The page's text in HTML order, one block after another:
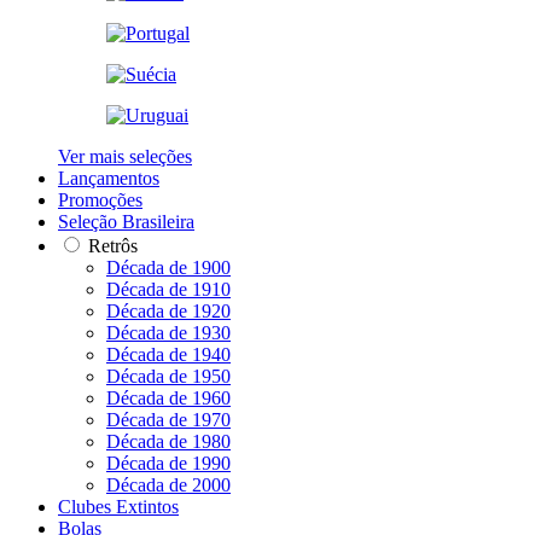
Ver mais seleções
Lançamentos
Promoções
Seleção Brasileira
Retrôs
Década de 1900
Década de 1910
Década de 1920
Década de 1930
Década de 1940
Década de 1950
Década de 1960
Década de 1970
Década de 1980
Década de 1990
Década de 2000
Clubes Extintos
Bolas